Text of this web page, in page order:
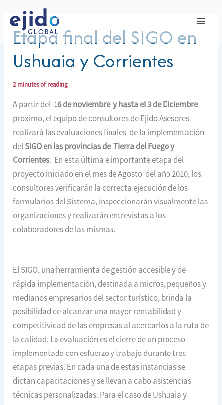
contenido
Etapa final del SIGO en
Ushuaia y Corrientes
2 minutes of reading
A partir del 16 de noviembre y hasta el 3 de Diciembre
proximo, el equipo de consultores de Ejido Asesores
realizará las evaluaciones finales de la implementación
delSIGO en las provincias de Tierra del Fuego y
Corrientes. En esta última e importante etapa del
proyecto iniciado en el mes de Agosto del año 2010, los
consultores verificarán la correcta ejecución de los
formularios del Sistema, inspeccionarán visualmente las
organizaciones y realizarán entrevistas a los
colaboradores de las mismas.
El SIGO, una herramienta de gestión accesible y de
rápida implementación, destinada a micros, pequeños y
medianos empresarios del sector turístico, brinda la
posibilidad de alcanzar una mayor rentabilidad y
competitividad de las empresas al acercarlos a la ruta de
la calidad. La evaluación es el cierre de un proceso
implementado con esfuerzo y trabajo durante tres
etapas previas. En cada una de estas instancias se
dictan capacitaciones y se llevan a cabo asistencias
técnicas personalizadas. Para el caso de Ushuaia y